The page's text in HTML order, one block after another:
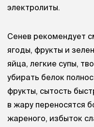
электролиты.
Сенев рекомендует
ягоды, фрукты и
яйца, легкие супы,
убирать белок
фрукты, сытость
в жару переносятся
жареного, избыток